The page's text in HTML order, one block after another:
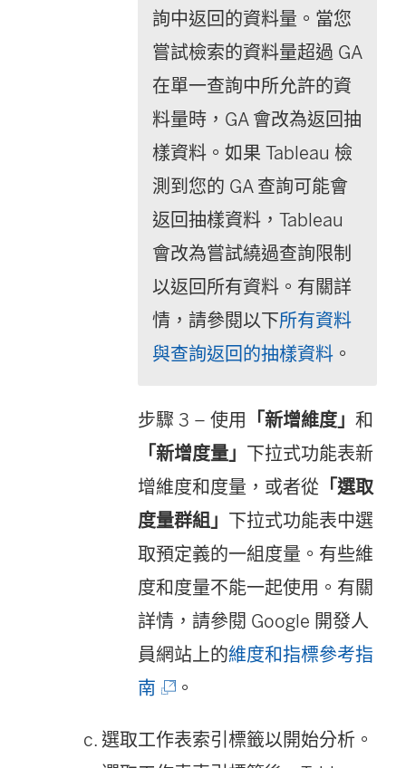
詢中返回的資料量。當您
嘗試檢索的資料量超過 GA
在單一查詢中所允許的資
料量時，GA 會改為返回抽
樣資料。如果 Tableau 檢
測到您的 GA 查詢可能會
返回抽樣資料，Tableau
會改為嘗試繞過查詢限制
以返回所有資料。有關詳
情，請參閱以下所有資料
與查詢返回的抽樣資料 。
步驟 3 – 使用 「新增維度」 和
「新增度量」 下拉式功能表新
增維度和度量，或者從 「選取
度量群組」 下拉式功能表中選
取預定義的一組度量。有些維
度和度量不能一起使用。有關
詳情，請參閱 Google 開發人
員網站上的維度和指標參考指
南 (
結
。
選取工作表索引標籤以開始分析。